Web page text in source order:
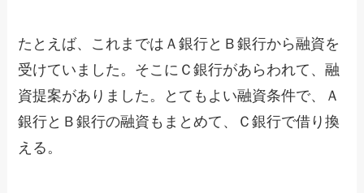
たとえば、これまではＡ銀行とＢ銀行から融資を
受けていました。そこにＣ銀行があらわれて、融
資提案がありました。とてもよい融資条件で、Ａ
銀行とＢ銀行の融資もまとめて、Ｃ銀行で借り換
える。